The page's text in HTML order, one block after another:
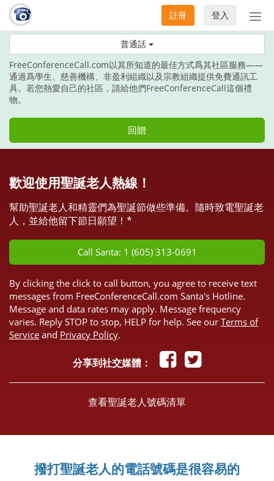
普通話
切
換
登入
註冊
在這個節日季節，請給予通訊之禮吧。
FreeConferenceCall.com以其所知道的最佳方式爲其社區服務——
通過爲學生、慈善機構、非盈利組織以及宗教組織提供免費通訊工
具。若您熱愛自己的社區，請給他們FreeConferenceCall這個禮
物。
回贈
歡迎使用聖誕老人熱線！
幫助聖誕老人和精靈們為聖誕節做些準備。隨時致電聖誕老
人，並給他留下節日願望！*
Call Santa: 1 (605) 313-0691
By clicking the click to call button, you agree to receive text
messages from FreeConferenceCall.com Santa's Hotline.
Message and data rates may apply. Message frequency
varies. Reply STOP to stop, HELP for help. See our Terms of
Service and Privacy Policy.
分享到社交媒體：
查看聖誕老人號碼清單
撥打聖誕老人的電話號碼是很容易的